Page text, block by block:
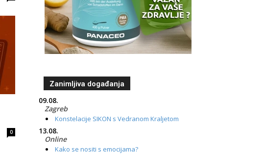
0
Zanimljiva događanja
09.08.
Zagreb
Konstelacije SIKON s Vedranom Kraljetom
13.08.
Online
Kako se nositi s emocijama?